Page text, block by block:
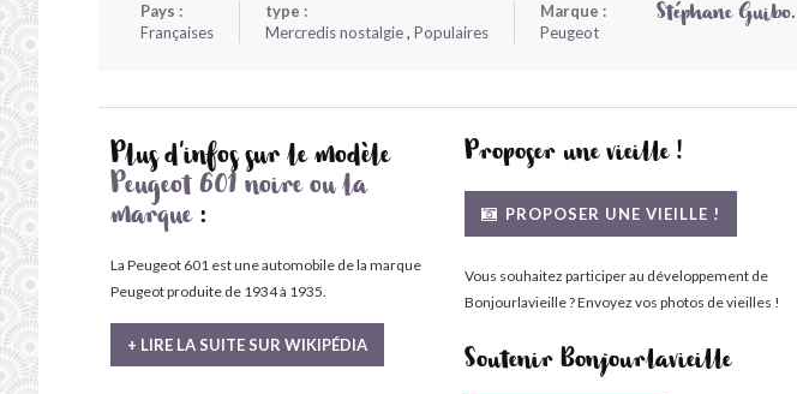
Pays :
Françaises
type :
Mercredis nostalgie, Populaires
Marque :
Peugeot
Stéphane Guibo.
Plus d'infos sur le modèle
Peugeot 601 noire ou la
marque:
La Peugeot 601 est une automobile de la marque
Peugeot produite de 1934 à 1935.
+ LIRE LA SUITE SUR WIKIPÉDIA
Proposer une vieille !
PROPOSER UNE VIEILLE !
Vous souhaitez participer au développement de
Bonjourlavieille ? Envoyez vos photos de vieilles !
Soutenir Bonjourlavieille